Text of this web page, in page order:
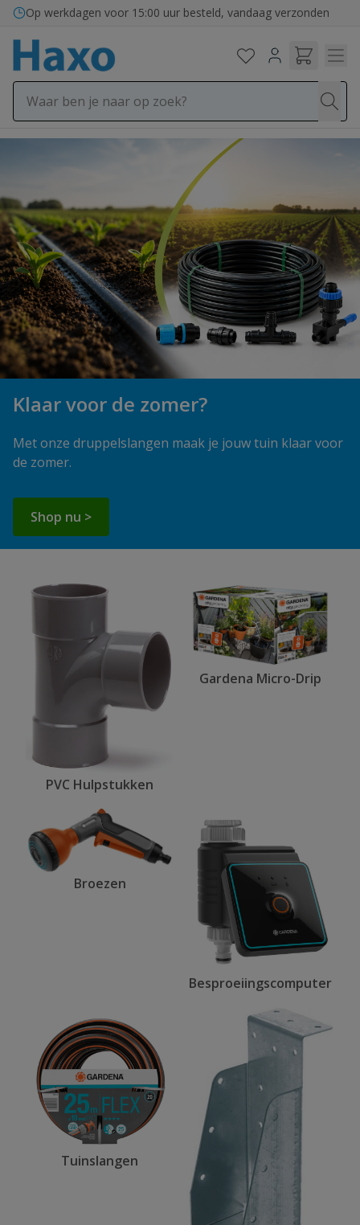
Ga naar de inhoud
Bezorging in binnen- en buitenland
Op werkdagen voor 15:00 uur besteld, vandaag verzonden
Klaar voor de zomer?
Met onze druppelslangen maak je jouw tuin klaar voor
de zomer.
Shop nu >
PVC Hulpstukken
Gardena Micro-Drip
Broezen
Besproeiingscomputer
Tuinslangen